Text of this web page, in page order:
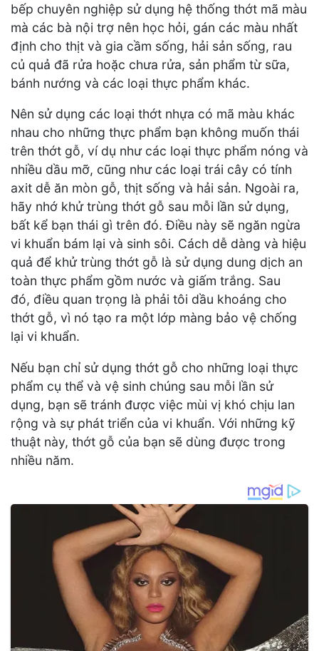
bếp chuyên nghiệp sử dụng hệ thống thớt mã màu
mà các bà nội trợ nên học hỏi, gán các màu nhất
định cho thịt và gia cầm sống, hải sản sống, rau
củ quả đã rửa hoặc chưa rửa, sản phẩm từ sữa,
bánh nướng và các loại thực phẩm khác.
Nên sử dụng các loại thớt nhựa có mã màu khác
nhau cho những thực phẩm bạn không muốn thái
trên thớt gỗ, ví dụ như các loại thực phẩm nóng và
nhiều dầu mỡ, cũng như các loại trái cây có tính
axit dễ ăn mòn gỗ, thịt sống và hải sản. Ngoài ra,
hãy nhớ khử trùng thớt gỗ sau mỗi lần sử dụng,
bất kể bạn thái gì trên đó. Điều này sẽ ngăn ngừa
vi khuẩn bám lại và sinh sôi. Cách dễ dàng và hiệu
quả để khử trùng thớt gỗ là sử dụng dung dịch an
toàn thực phẩm gồm nước và giấm trắng. Sau
đó, điều quan trọng là phải tôi dầu khoáng cho
thớt gỗ, vì nó tạo ra một lớp màng bảo vệ chống
lại vi khuẩn.
Nếu bạn chỉ sử dụng thớt gỗ cho những loại thực
phẩm cụ thể và vệ sinh chúng sau mỗi lần sử
dụng, bạn sẽ tránh được việc mùi vị khó chịu lan
rộng và sự phát triển của vi khuẩn. Với những kỹ
thuật này, thớt gỗ của bạn sẽ dùng được trong
nhiều năm.